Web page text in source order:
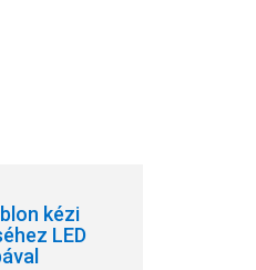
kézi
LED